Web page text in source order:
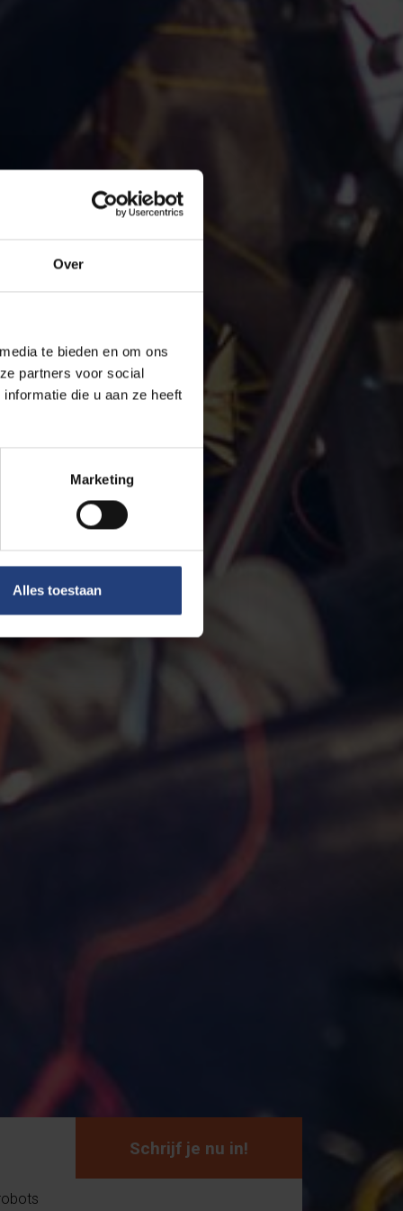
Over
te bieden en om ons
partners voor social
die u aan ze heeft
Marketing
Alles toestaan
Schrijf je nu in!